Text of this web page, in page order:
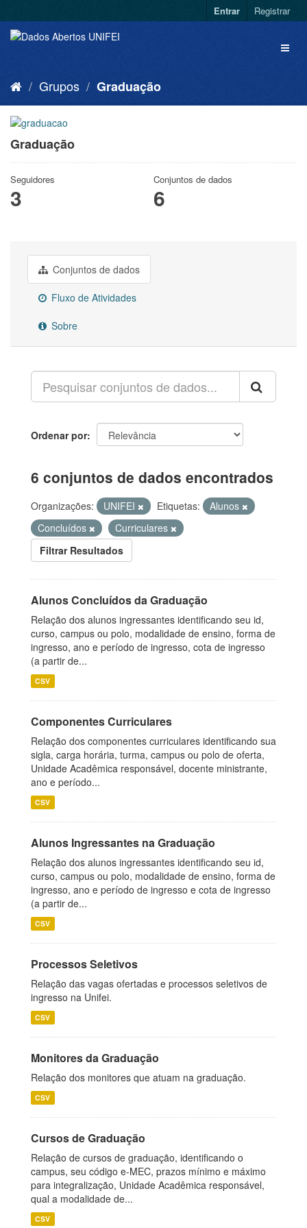
Entrar Registrar
Grupos Graduação
Graduação
Seguidores
3
Conjuntos de dados
6
Conjuntos de dados
Fluxo de Atividades
Sobre
Ordenar por
6 conjuntos de dados encontrados
Organizações: UNIFEI Etiquetas:
Alunos
Concluídos
Curriculares
Filtrar Resultados
Alunos Concluídos da Graduação
Relação dos alunos ingressantes identificando seu id,
curso, campus ou polo, modalidade de ensino, forma de
ingresso, ano e período de ingresso, cota de ingresso
(a partir de...
CSV
Componentes Curriculares
Relação dos componentes curriculares identificando sua
sigla, carga horária, turma, campus ou polo de oferta,
Unidade Acadêmica responsável, docente ministrante,
ano e período...
CSV
Alunos Ingressantes na Graduação
Relação dos alunos ingressantes identificando seu id,
curso, campus ou polo, modalidade de ensino, forma de
ingresso, ano e período de ingresso e cota de ingresso
(a partir de...
CSV
Processos Seletivos
Relação das vagas ofertadas e processos seletivos de
ingresso na Unifei.
CSV
Monitores da Graduação
Relação dos monitores que atuam na graduação.
CSV
Cursos de Graduação
Relação de cursos de graduação, identificando o
campus, seu código e-MEC, prazos mínimo e máximo
para integralização, Unidade Acadêmica responsável,
qual a modalidade de...
CSV